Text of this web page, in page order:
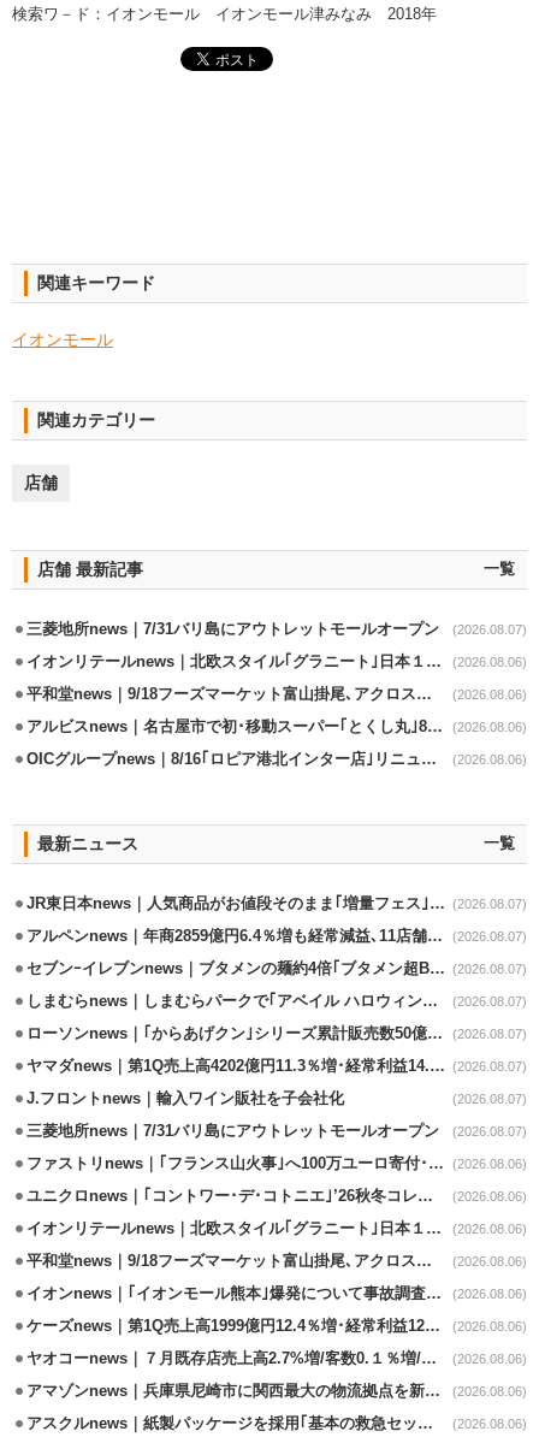
検索ワ－ド：イオンモール イオンモール津みなみ 2018年
関連キーワード
イオンモール
関連カテゴリー
店舗
店舗 最新記事 一覧
三菱地所news｜7/31バリ島にアウトレットモールオープン (2026.08.07)
イオンリテールnews｜北欧スタイル｢グラニート｣日本１号店を自由が丘に開業 (2026.08.06)
平和堂news｜9/18フーズマーケット富山掛尾､アクロスプラザ内に出店 (2026.08.06)
アルビスnews｜名古屋市で初･移動スーパー｢とくし丸｣8/4運行開始 (2026.08.06)
OICグループnews｜8/16｢ロピア港北インター店｣リニューアル/食品売場拡大 (2026.08.06)
最新ニュース 一覧
JR東日本news｜人気商品がお値段そのまま｢増量フェス｣8/18から開催 (2026.08.07)
アルペンnews｜年商2859億円6.4％増も経常減益､11店舗出店、4店閉鎖 (2026.08.07)
セブンｰイレブンnews｜ブタメンの麺約4倍｢ブタメン超BIG｣8/11から限定発売 (2026.08.07)
しまむらnews｜しまむらパークで｢アベイル ハロウィンじゅんびフェア｣開催 (2026.08.07)
ローソンnews｜｢からあげクン｣シリーズ累計販売数50億食突破 (2026.08.07)
ヤマダnews｜第1Q売上高4202億円11.3％増･経常利益14.5％増 (2026.08.07)
J.フロントnews｜輸入ワイン販社を子会社化 (2026.08.07)
三菱地所news｜7/31バリ島にアウトレットモールオープン (2026.08.07)
ファストリnews｜｢フランス山火事｣へ100万ユーロ寄付･衣料5万点も提供 (2026.08.06)
ユニクロnews｜｢コントワー･デ･コトニエ｣’26秋冬コレクション8/28発売 (2026.08.06)
イオンリテールnews｜北欧スタイル｢グラニート｣日本１号店を自由が丘に開業 (2026.08.06)
平和堂news｜9/18フーズマーケット富山掛尾､アクロスプラザ内に出店 (2026.08.06)
イオンnews｜｢イオンモール熊本｣爆発について事故調査委員会設置 (2026.08.06)
ケーズnews｜第1Q売上高1999億円12.4％増･経常利益125.0%増 (2026.08.06)
ヤオコーnews｜７月既存店売上高2.7%増/客数0.１％増/客単価2.6％増 (2026.08.06)
アマゾンnews｜兵庫県尼崎市に関西最大の物流拠点を新設・市内2拠点目 (2026.08.06)
アスクルnews｜紙製パッケージを採用｢基本の救急セット｣8/5発売 (2026.08.06)